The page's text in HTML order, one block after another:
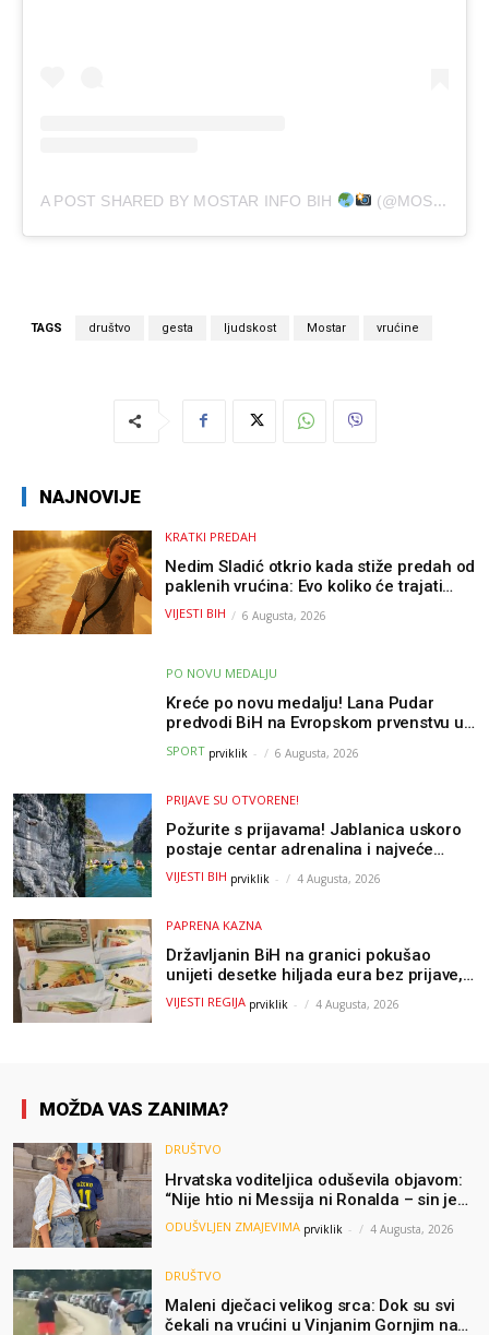
A POST SHARED BY MOSTAR INFO BIH (@MOSTARINFOBIH)
TAGS društvo gesta ljudskost Mostar vrućine
NAJNOVIJE
KRATKI PREDAH
Nedim Sladić otkrio kada stiže predah od
paklenih vrućina: Evo koliko će trajati
osvježenje u BiH
VIJESTI BIH 6 Augusta, 2026
PO NOVU MEDALJU
Kreće po novu medalju! Lana Pudar
predvodi BiH na Evropskom prvenstvu u
Parizu
SPORT prviklik - 6 Augusta, 2026
PRIJAVE SU OTVORENE!
Požurite s prijavama! Jablanica uskoro
postaje centar adrenalina i najveće
outdoor avanture ovog ljeta
VIJESTI BIH prviklik - 4 Augusta, 2026
PAPRENA KAZNA
Državljanin BiH na granici pokušao
unijeti desetke hiljada eura bez prijave,
uslijedila “paprena” kazna
VIJESTI REGIJA prviklik - 4 Augusta, 2026
MOŽDA VAS ZANIMA?
DRUŠTVO
Hrvatska voditeljica oduševila objavom:
“Nije htio ni Messija ni Ronalda – sin je
želio samo dres Bosne”
ODUŠVLJEN ZMAJEVIMA prviklik - 4 Augusta, 2026
DRUŠTVO
Maleni dječaci velikog srca: Dok su svi
čekali na vrućini u Vinjanim Gornjim na